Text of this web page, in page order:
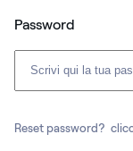
Password
Reset password?